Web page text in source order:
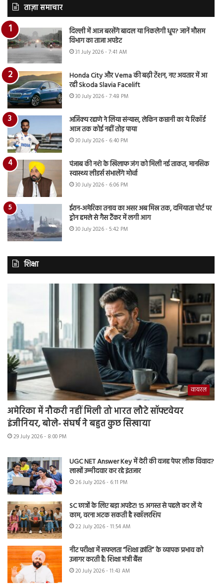
ताज़ा समाचार
दिल्ली में आज बरसेंगे बादल या निकलेगी धूप? जानें मौसम
विभाग का ताजा अपडेट
31 July 2026 - 7:41 AM
Honda City और Verna की बढ़ी टेंशन, नए अवतार में आ
रही Skoda Slavia Facelift
30 July 2026 - 7:48 PM
अजिंक्य रहाणे ने लिया संन्यास, लेकिन कप्तानी का ये रिकॉर्ड
आज तक कोई नहीं तोड़ पाया
30 July 2026 - 6:40 PM
पंजाब की नशे के खिलाफ जंग को मिली नई ताकत, मानसिक
स्वास्थ्य लीडर्स संभालेंगे मोर्चा
30 July 2026 - 6:06 PM
ईरान-अमेरिका तनाव का असर अब मिस्र तक, दमियाता पोर्ट पर
ड्रोन हमले से गैस टैंकर में लगी आग
30 July 2026 - 5:42 PM
शिक्षा
वायरल
अमेरिका में नौकरी नहीं मिली तो भारत लौटे सॉफ्टवेयर
इंजीनियर, बोले- संघर्ष ने बहुत कुछ सिखाया
29 July 2026 - 8:00 PM
UGC NET Answer Key में देरी की वजह पेपर लीक विवाद?
लाखों उम्मीदवार कर रहे इंतजार
26 July 2026 - 6:11 PM
SC छात्रों के लिए बड़ा अपडेट! 15 अगस्त से पहले कर लें ये
काम, वरना अटक सकती है स्कॉलरशिप
22 July 2026 - 11:54 AM
नीट परीक्षा में सफलता “शिक्षा क्रांति” के व्यापक प्रभाव को
उजागर करती है: शिक्षा मंत्री बैंस
20 July 2026 - 11:43 AM